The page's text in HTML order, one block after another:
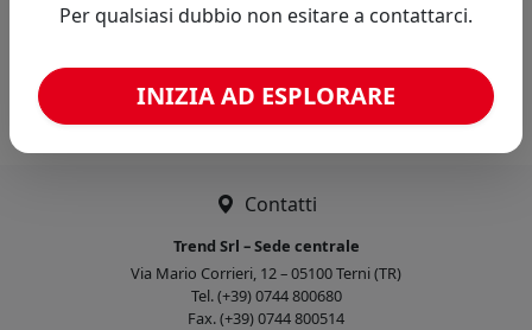
Confronta con articoli simili
Caricamento confronto...
Contatti
Trend Srl – Sede centrale
Via Mario Corrieri, 12 – 05100 Terni (TR)
Tel. (+39) 0744 800680
Fax. (+39) 0744 800514
Per qualsiasi dubbio non esitare a contattarci.
INIZIA AD ESPLORARE